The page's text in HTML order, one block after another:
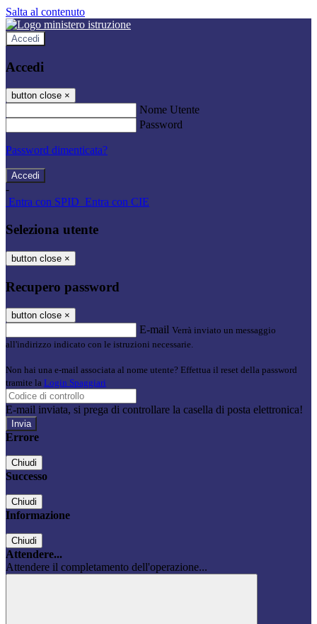
Salta al contenuto
Accedi
Accedi
button close ×
Nome Utente
Password
Password dimenticata?
-
Entra con SPID Entra con CIE
Seleziona utente
button close ×
Recupero password
button close ×
E-mail Verrà inviato un messaggio
all'indirizzo indicato con le istruzioni necessarie.
Non hai una e-mail associata al nome utente? Effettua il reset della password
tramite la Login Spaggiari
E-mail inviata, si prega di controllare la casella di posta elettronica!
Errore
Chiudi
Successo
Chiudi
Informazione
Chiudi
Attendere...
Attendere il completamento dell'operazione...